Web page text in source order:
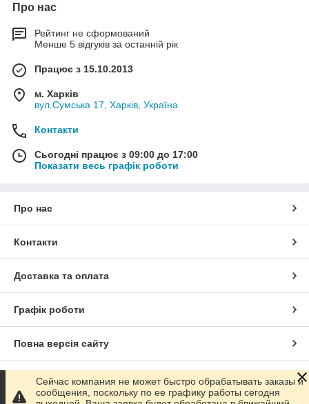
Про нас
Рейтинг не сформований
Менше 5 відгуків за останній рік
Працює з 15.10.2013
м. Харків
вул.Сумська 17, Харків, Україна
Контакти
Сьогодні працює з 09:00 до 17:00
Показати весь графік роботи
Про нас
Контакти
Доставка та оплата
Графік роботи
Повна версія сайту
Сайт створено на маркетплейсі Prom.ua
Сейчас компания не может быстро обрабатывать заказы и
сообщения, поскольку по ее графику работы сегодня